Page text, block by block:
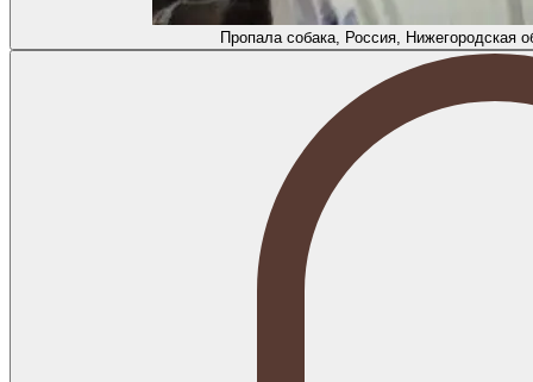
Пропала собака, Россия, Нижегородская